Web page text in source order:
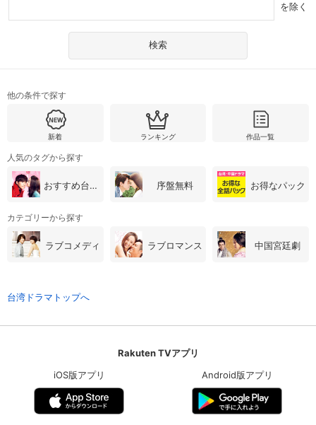
を除く
他の条件で探す
新着 ランキング 作品一覧
人気のタグから探す
おすすめ台湾・中国ドラマ 序盤無料 お得なパック
カテゴリーから探す
ラブコメディ ラブロマンス 中国宮廷劇
台湾ドラマトップへ
Rakuten TVアプリ
iOS版アプリ
Android版アプリ